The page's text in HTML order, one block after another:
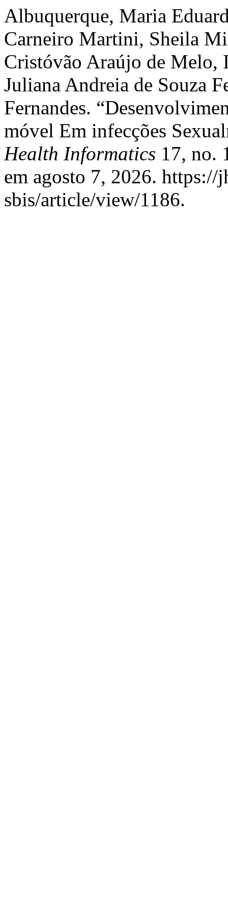
Albuquerque, Maria
Carneiro Martini, Sheila
Cristóvão Araújo de Melo,
Juliana Andreia de Souza
Fernandes.
móvel Em infecções
Health Informatics 17, no.
em agosto 7, 2026.
sbis/article/view/1186.